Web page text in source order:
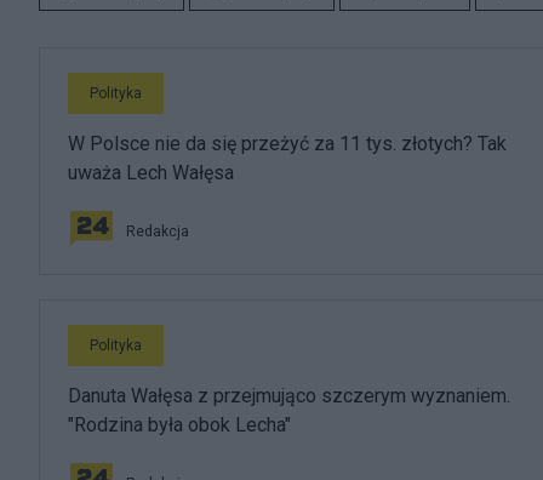
Polityka
W Polsce nie da się przeżyć za 11 tys. złotych? Tak
uważa Lech Wałęsa
Redakcja
Polityka
Danuta Wałęsa z przejmująco szczerym wyznaniem.
"Rodzina była obok Lecha"